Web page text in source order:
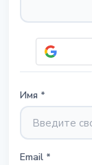
Имя *
Email *